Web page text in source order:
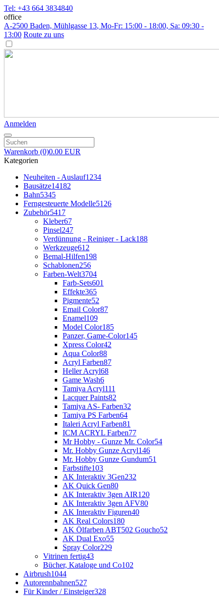
Tel: +43 664 3834840
office
A-2500 Baden, Mühlgasse 13, Mo-Fr: 15:00 - 18:00, Sa: 09:30 -
13:00 Route zu uns
Anmelden
Warenkorb (0)0.00 EUR
Kategorien
Neuheiten - Auslauf1234
Bausätze14182
Bahn5345
Ferngesteuerte Modelle5126
Zubehör5417
Kleber67
Pinsel247
Verdünnung - Reiniger - Lack188
Werkzeuge612
Bemal-Hilfen198
Schablonen256
Farben-Welt3704
Farb-Sets601
Effekte365
Pigmente52
Email Color87
Enamel109
Model Color185
Panzer, Game-Color145
Xpress Color42
Aqua Color88
Acryl Farben87
Heller Acryl68
Game Wash6
Tamiya Acryl111
Lacquer Paints82
Tamiya AS- Farben32
Tamiya PS Farben64
Italeri Acryl Farben81
ICM ACRYL Farben77
Mr Hobby - Gunze Mr. Color54
Mr. Hobby Gunze Acryl146
Mr. Hobby Gunze Gundum51
Farbstifte103
AK Interaktiv 3Gen232
AK Quick Gen80
AK Interaktiv 3gen AIR120
AK Interaktiv 3gen AFV80
AK Interaktiv Figuren40
AK Real Colors180
AK Ölfarben ABT502 Goucho52
AK Dual Exo55
Spray Color229
Vitrinen fertig43
Bücher, Kataloge und Co102
Airbrush1044
Autorennbahnen527
Für Kinder / Einsteiger328